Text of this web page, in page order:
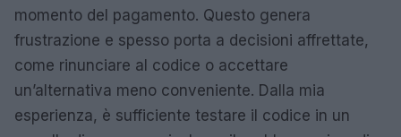
momento del pagamento. Questo genera
frustrazione e spesso porta a decisioni affrettate,
come rinunciare al codice o accettare
un’alternativa meno conveniente. Dalla mia
esperienza, è sufficiente testare il codice in un